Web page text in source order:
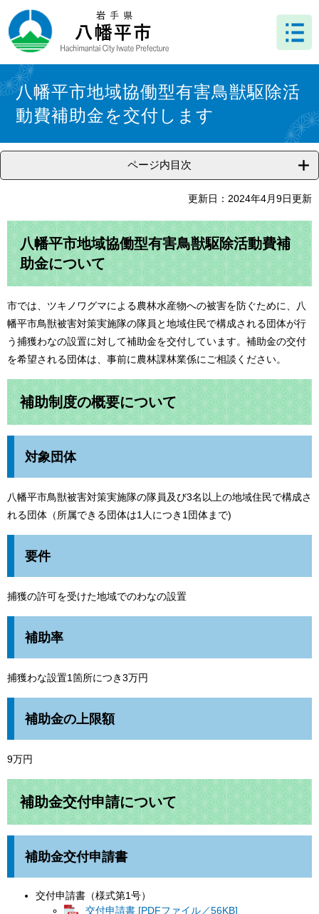
ー
ジ
先
頭
で
ニ
ュ
を
飛
ば
本
文
文 八幡平市地域協働型有害鳥獣駆除活
動費補助金を交付します
ページ内目次
更新日：2024年4月9日更新
八幡平市地域協働型有害鳥獣駆除活動費補
助金について
市では、ツキノワグマによる農林水産物への被害を防ぐために、八
幡平市鳥獣被害対策実施隊の隊員と地域住民で構成される団体が行
う捕獲わなの設置に対して補助金を交付しています。補助金の交付
を希望される団体は、事前に農林課林業係にご相談ください。
補助制度の概要について
対象団体
八幡平市鳥獣被害対策実施隊の隊員及び3名以上の地域住民で構成さ
れる団体（所属できる団体は1人につき1団体まで)
要件
捕獲の許可を受けた地域でのわなの設置
補助率
捕獲わな設置1箇所につき3万円
補助金の上限額
9万円
補助金交付申請について
補助金交付申請書
交付申請書（様式第1号）
交付申請書 [PDFファイル／56KB]